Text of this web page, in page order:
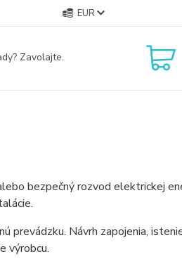
EUR
Zavolajte.
bezpečný rozvod elektrickej
prevádzku. Návrh zapojenia,
výrobcu.